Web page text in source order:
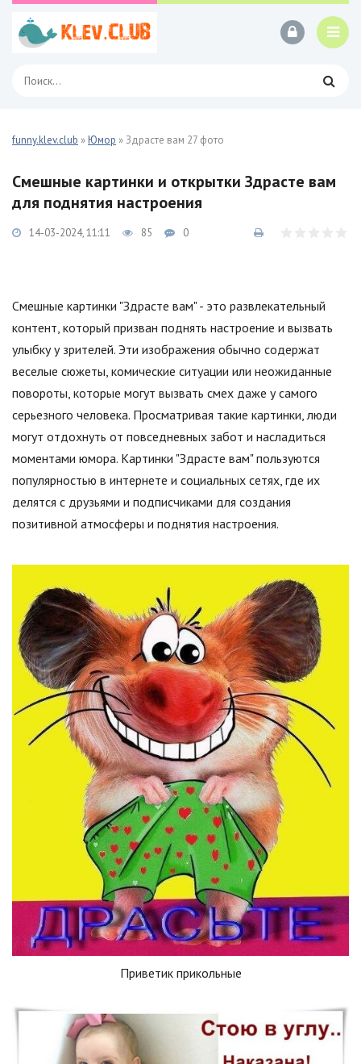
funny.klev.club »Юмор » Здрасте вам 27 фото
Смешные картинки и открытки Здрасте вам
для поднятия настроения
14-03-2024, 11:11 85 0
Смешные картинки "Здрасте вам" - это развлекательный
контент, который призван поднять настроение и вызвать
улыбку у зрителей. Эти изображения обычно содержат
веселые сюжеты, комические ситуации или неожиданные
повороты, которые могут вызвать смех даже у самого
серьезного человека. Просматривая такие картинки, люди
могут отдохнуть от повседневных забот и насладиться
моментами юмора. Картинки "Здрасте вам" пользуются
популярностью в интернете и социальных сетях, где их
делятся с друзьями и подписчиками для создания
позитивной атмосферы и поднятия настроения.
Приветик прикольные